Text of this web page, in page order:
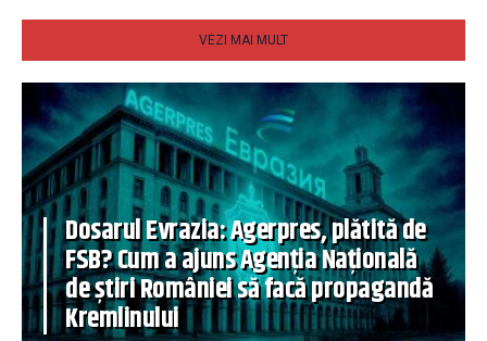
VEZI MAI MULT
Dosarul Evrazia: Agerpres, plătită de
FSB? Cum a ajuns Agenția Națională
de știri României să facă propagandă
Kremlinului